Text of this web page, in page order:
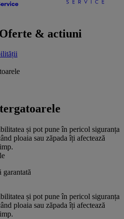
Oferte & actiuni
și pot pune în pericol siguranța
ploaia sau zăpada îți afectează
și pot pune în pericol siguranța
ploaia sau zăpada îți afectează